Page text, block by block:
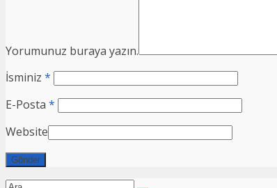
Yorumunuz buraya yazın.
İsminiz *
E-Posta *
Website